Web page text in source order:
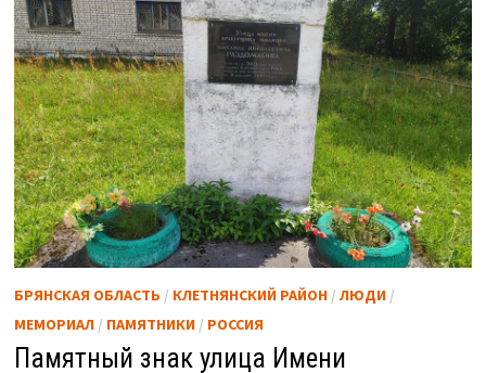
БРЯНСКАЯ ОБЛАСТЬ / КЛЕТНЯНСКИЙ РАЙОН/ЛЮДИ/
МЕМОРИАЛ/ ПАМЯТНИКИ/ РОССИЯ
Памятный знак улица Имени